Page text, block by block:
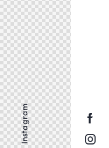
Instagram